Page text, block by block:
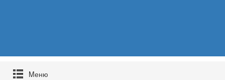
Mеню